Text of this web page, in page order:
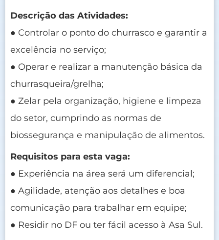
Descrição das Atividades:
● Controlar o ponto do churrasco e garantir a
excelência no serviço;
● Operar e realizar a manutenção básica da
churrasqueira/grelha;
● Zelar pela organização, higiene e limpeza
do setor, cumprindo as normas de
biossegurança e manipulação de alimentos.
Requisitos para esta vaga:
● Experiência na área será um diferencial;
● Agilidade, atenção aos detalhes e boa
comunicação para trabalhar em equipe;
● Residir no DF ou ter fácil acesso à Asa Sul.